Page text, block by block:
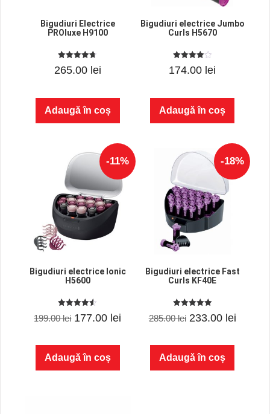
Bigudiuri Electrice
PROluxe H9100
4.71
out of 5
265.00 lei
Adaugă în coș
Bigudiuri electrice Jumbo
Curls H5670
4.00
out of 5
174.00 lei
Adaugă în coș
-11%
Bigudiuri electrice Ionic
H5600
4.50
out of 5
199.00lei Prețul
a
fost:
177.00 lei Prețul
177.00 lei.
Adaugă în coș
-18%
Bigudiuri electrice Fast
Curls KF40E
5.00
out of 5
285.00lei Prețul
a
fost:
233.00 leiPrețul
Adaugă în coș